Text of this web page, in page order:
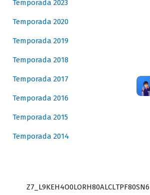
Temporada 2023
Temporada 2020
Temporada 2019
Temporada 2018
Temporada 2017
Temporada 2016
Temporada 2015
Temporada 2014
Z7_L9KEH4O0LORH80ALCLTPF80SN6